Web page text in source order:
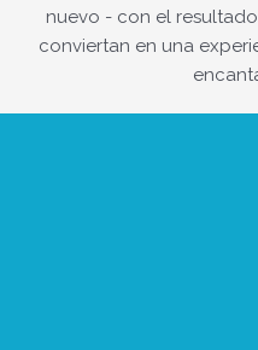
nuevo - con el
conviertan en una